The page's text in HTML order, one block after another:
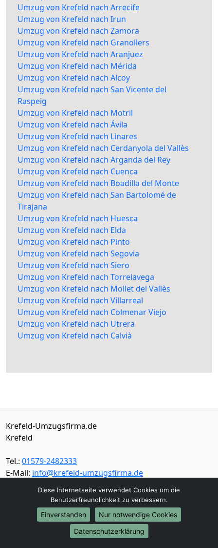
Umzug von Krefeld nach Arrecife
Umzug von Krefeld nach Irun
Umzug von Krefeld nach Zamora
Umzug von Krefeld nach Granollers
Umzug von Krefeld nach Aranjuez
Umzug von Krefeld nach Mérida
Umzug von Krefeld nach Alcoy
Umzug von Krefeld nach San Vicente del
Raspeig
Umzug von Krefeld nach Motril
Umzug von Krefeld nach Ávila
Umzug von Krefeld nach Linares
Umzug von Krefeld nach Cerdanyola del Vallès
Umzug von Krefeld nach Arganda del Rey
Umzug von Krefeld nach Cuenca
Umzug von Krefeld nach Boadilla del Monte
Umzug von Krefeld nach San Bartolomé de
Tirajana
Umzug von Krefeld nach Huesca
Umzug von Krefeld nach Elda
Umzug von Krefeld nach Pinto
Umzug von Krefeld nach Segovia
Umzug von Krefeld nach Siero
Umzug von Krefeld nach Torrelavega
Umzug von Krefeld nach Mollet del Vallès
Umzug von Krefeld nach Villarreal
Umzug von Krefeld nach Colmenar Viejo
Umzug von Krefeld nach Utrera
Umzug von Krefeld nach Calvià
Krefeld-Umzugsfirma.de
Krefeld
Tel.: 01579-2482333
E-Mail: info@krefeld-umzugsfirma.de
Öffnungszeiten:Mo - Sa: 06:00 - 19:30 Uhr
Impressum
Diese Internetseite verwendet Cookies um die
Benutzerfreundlichkeit zu verbessern.
Einverstanden
Nur notwendige Cookies
Datenschutzerklärung